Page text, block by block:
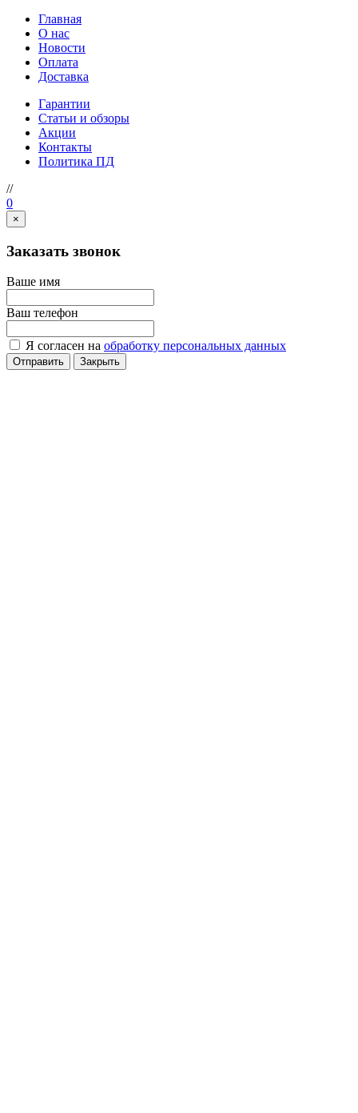
Главная
О нас
Новости
Оплата
Доставка
Гарантии
Статьи и обзоры
Акции
Контакты
Политика ПД
//
0
×
Заказать звонок
Ваше имя
Ваш телефон
Я согласен на обработку персональных данных
Отправить Закрыть